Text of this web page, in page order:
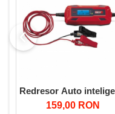
Redresor Auto
159,00 RON